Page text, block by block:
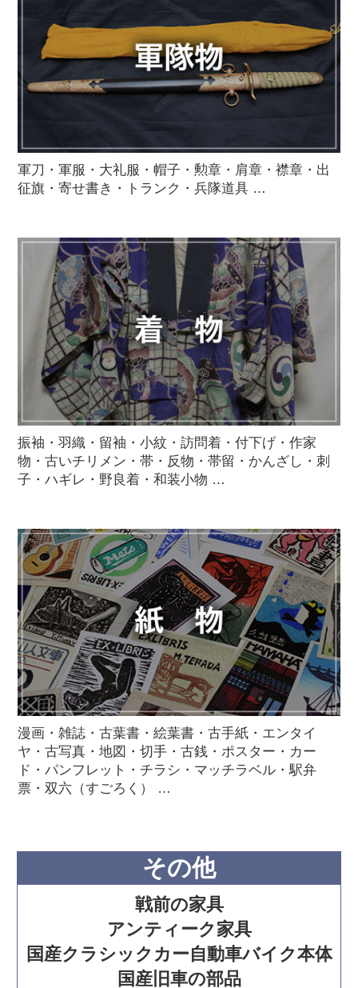
軍刀・軍服・大礼服・帽子・勲章・肩章・襟章・出
征旗・寄せ書き・トランク・兵隊道具 …
振袖・羽織・留袖・小紋・訪問着・付下げ・作家
物・古いチリメン・帯・反物・帯留・かんざし・刺
子・ハギレ・野良着・和装小物 …
漫画・雑誌・古葉書・絵葉書・古手紙・エンタイ
ヤ・古写真・地図・切手・古銭・ポスター・カー
ド・パンフレット・チラシ・マッチラベル・駅弁
票・双六（すごろく） …
その他
戦前の家具
アンティーク家具
国産クラシックカー自動車バイク本体
国産旧車の部品